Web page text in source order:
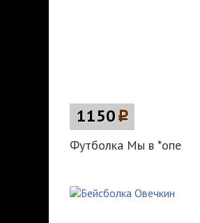
1150p
Футболка Мы в *опе